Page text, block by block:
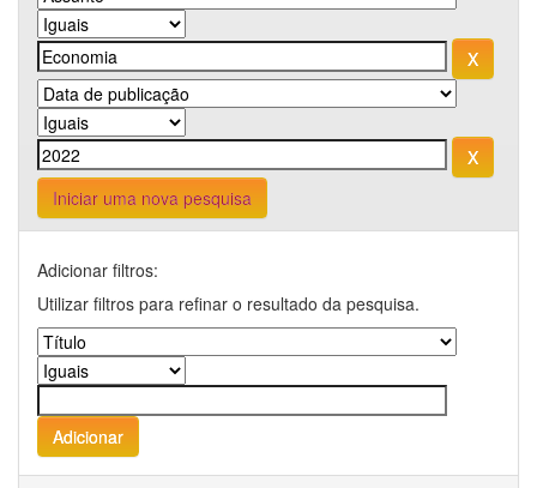
Iniciar uma nova pesquisa
Adicionar filtros:
Utilizar filtros para refinar o resultado da pesquisa.